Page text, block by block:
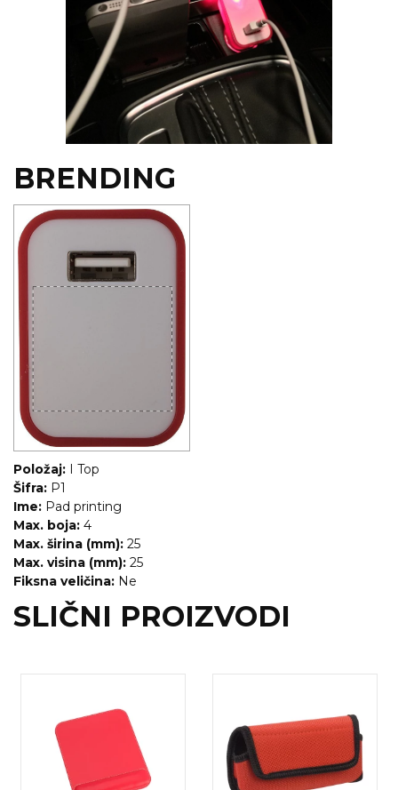
BRENDING
Položaj: I Top
Šifra: P1
Ime: Pad printing
Max. boja: 4
Max. širina (mm): 25
Max. visina (mm): 25
Fiksna veličina: Ne
SLIČNI PROIZVODI